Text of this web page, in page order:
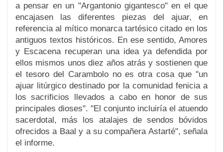
a pensar en un "Argantonio gigantesco" en el que
encajasen las diferentes piezas del ajuar, en
referencia al mítico monarca tartésico citado en los
antiguos textos históricos. En ese sentido, Amores
y Escacena recuperan una idea ya defendida por
ellos mismos unos diez años atrás y sostienen que
el tesoro del Carambolo no es otra cosa que "un
ajuar litúrgico destinado por la comunidad fenicia a
los sacrificios llevados a cabo en honor de sus
principales dioses". "El conjunto incluiría el atuendo
sacerdotal, más los atalajes de sendos bóvidos
ofrecidos a Baal y a su compañera Astarté", señala
el informe.